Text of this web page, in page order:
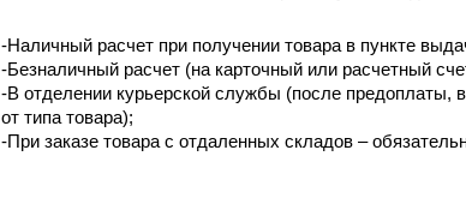
-Наличный расчет при получении товара в пункте
-Безналичный расчет (на карточный или расчетный
-В отделении курьерской службы (после предоплаты,
от типа товара);
-При заказе товара с отдаленных складов –